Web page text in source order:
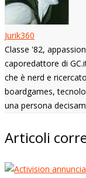
Jurik360
Classe '82,
caporedattore di
che è nerd e
boardgames,
una persona
Articoli